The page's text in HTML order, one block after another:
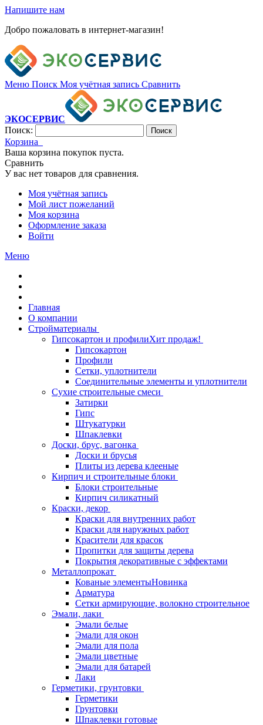
Напишите нам
Добро пожаловать в интернет-магазин!
Меню Поиск Моя учётная запись Сравнить
ЭКОСЕРВИС
Поиск:
Поиск
Корзина
Ваша корзина покупок пуста.
Сравнить
У вас нет товаров для сравнения.
Моя учётная запись
Мой лист пожеланий
Моя корзина
Оформление заказа
Войти
Меню
Главная
О компании
Стройматериалы
Гипсокартон и профилиХит продаж!
Гипсокартон
Профили
Сетки, уплотнители
Соединительные элементы и уплотнители
Сухие строительные смеси
Затирки
Гипс
Штукатурки
Шпаклевки
Доски, брус, вагонка
Доски и брусья
Плиты из дерева клееные
Кирпич и строительные блоки
Блоки строительные
Кирпич силикатный
Краски, декор
Краски для внутренних работ
Краски для наружных работ
Красители для красок
Пропитки для защиты дерева
Покрытия декоративные с эффектами
Металлопрокат
Кованые элементыНовинка
Арматура
Сетки армирующие, волокно строительное
Эмали, лаки
Эмали белые
Эмали для окон
Эмали для пола
Эмали цветные
Эмали для батарей
Лаки
Герметики, грунтовки
Герметики
Грунтовки
Шпаклевки готовые